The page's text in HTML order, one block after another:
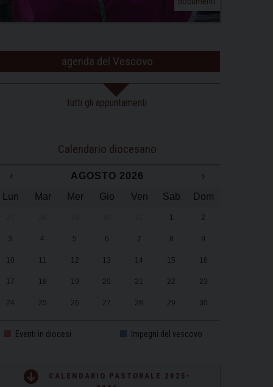
agenda del Vescovo
tutti gli appuntamenti
Calendario diocesano
‹ AGOSTO 2026
›
Lun
Mar Mer Gio Ven Sab Dom
1 2
3 4 5 6 7 8 9
10 11 12 13 14 15 16
17 18 19 20 21 22 23
24 25 26 27 28 29 30
Eventi in diocesi Impegni del vescovo
CALENDARIO PASTORALE 2025-